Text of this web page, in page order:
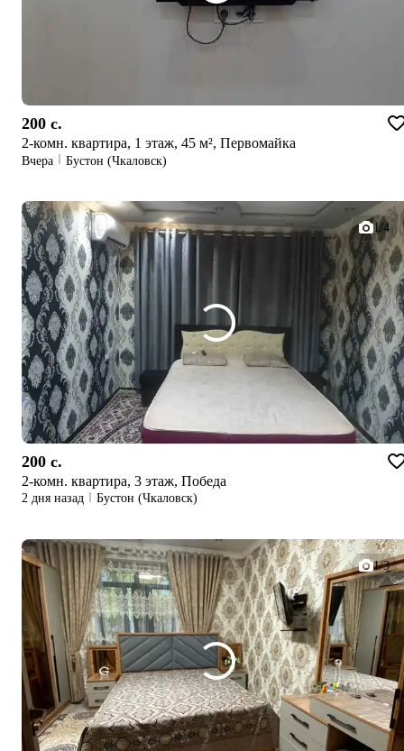
200 c.
2-комн. квартира, 1 этаж, 45 м², Первомайка
Вчера Бустон (Чкаловск)
1/4
200 c.
2-комн. квартира, 3 этаж, Победа
2 дня назад Бустон (Чкаловск)
1/3